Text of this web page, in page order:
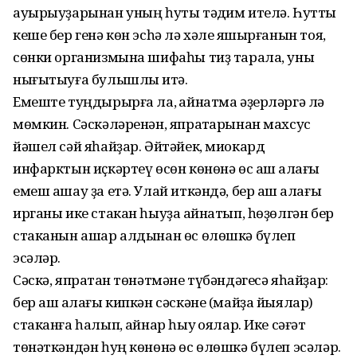
ауырыуҙарынан уның һуты тәҡдим ителә. Һутты
кеше бер генә көн эсһә лә хәле яҡшырғанын тоя,
сөнки организмына шифаһы тиҙ тарала, уны
нығытыуға булышлыҡ итә.
Емеште туңдырырға ла, ҡайнатма әҙерләргә лә
мөмкин. Сәскәләренән, япраҡтарынан махсус
йәшел сәй яһайҙар. Әйтәйек, миокард
инфарктын иҫкәртеү өсөн көнөнә өс аш ҡалағы
емеш ашау ҙа етә. Улай иткәндә, бер аш ҡалағы
ирганы ике стакан һыуҙа ҡайнатып, һөҙөлгән бер
стаканын ашар алдынан өс өлөшкә бүлеп
эсәләр.
Сәскә, япраҡтан төнәтмәне түбәндәгесә яһайҙар:
бер аш ҡалағы кипкән сәскәне (майҙа йыялар)
стаканға һалып, ҡайнар һыу ҡоялар. Ике сәғәт
төнәткәндән һуң көнөнә өс өлөшкә бүлеп эсәләр.